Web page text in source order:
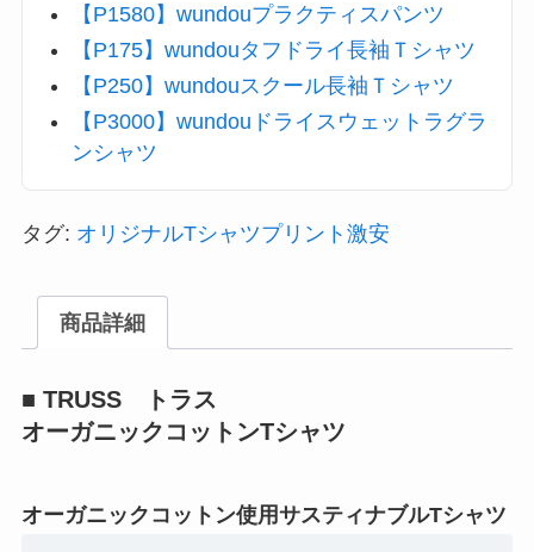
【P1580】wundouプラクティスパンツ
【P175】wundouタフドライ長袖Ｔシャツ
【P250】wundouスクール長袖Ｔシャツ
【P3000】wundouドライスウェットラグラ
ンシャツ
タグ: オリジナルTシャツプリント激安
商品詳細
■ TRUSS トラス
オーガニックコットンTシャツ
オーガニックコットン使用サスティナブルTシャツ